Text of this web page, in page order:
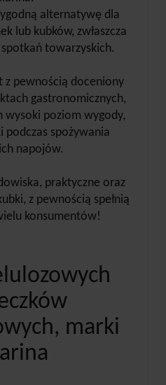
alternatywę dla
lub kubków, zwłaszcza
towarzyskich.
z pewnością doceniony
gastronomicznych,
wysoki poziom wygody,
podczas spożywania
napojów.
praktyczne oraz
z pewnością spełnią
konsumentów!
marki